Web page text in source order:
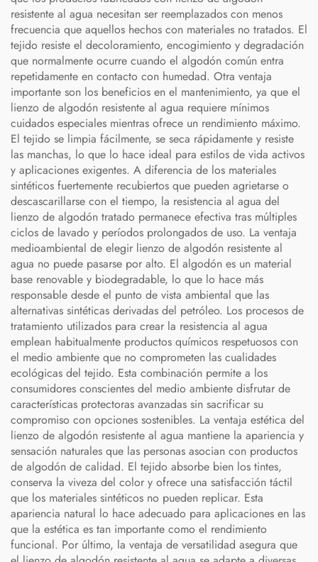
resistente al agua necesitan ser reemplazados con menos
frecuencia que aquellos hechos con materiales no tratados. El
tejido resiste el decoloramiento, encogimiento y degradación
que normalmente ocurre cuando el algodón común entra
repetidamente en contacto con humedad. Otra ventaja
importante son los beneficios en el mantenimiento, ya que el
lienzo de algodón resistente al agua requiere mínimos
cuidados especiales mientras ofrece un rendimiento máximo.
El tejido se limpia fácilmente, se seca rápidamente y resiste
las manchas, lo que lo hace ideal para estilos de vida activos
y aplicaciones exigentes. A diferencia de los materiales
sintéticos fuertemente recubiertos que pueden agrietarse o
descascarillarse con el tiempo, la resistencia al agua del
lienzo de algodón tratado permanece efectiva tras múltiples
ciclos de lavado y períodos prolongados de uso. La ventaja
medioambiental de elegir lienzo de algodón resistente al
agua no puede pasarse por alto. El algodón es un material
base renovable y biodegradable, lo que lo hace más
responsable desde el punto de vista ambiental que las
alternativas sintéticas derivadas del petróleo. Los procesos de
tratamiento utilizados para crear la resistencia al agua
emplean habitualmente productos químicos respetuosos con
el medio ambiente que no comprometen las cualidades
ecológicas del tejido. Esta combinación permite a los
consumidores conscientes del medio ambiente disfrutar de
características protectoras avanzadas sin sacrificar su
compromiso con opciones sostenibles. La ventaja estética del
lienzo de algodón resistente al agua mantiene la apariencia y
sensación naturales que las personas asocian con productos
de algodón de calidad. El tejido absorbe bien los tintes,
conserva la viveza del color y ofrece una satisfacción táctil
que los materiales sintéticos no pueden replicar. Esta
apariencia natural lo hace adecuado para aplicaciones en las
que la estética es tan importante como el rendimiento
funcional. Por último, la ventaja de versatilidad asegura que